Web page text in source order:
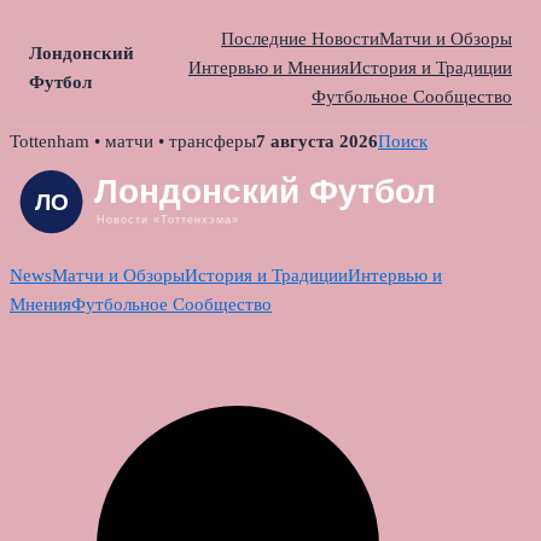
Лондонский
Футбол
Последние НовостиМатчи и Обзоры
Интервью и МненияИстория и Традиции
Футбольное Сообщество
Skip
content
Tottenham • матчи • трансферы7 августа 2026Поиск
NewsМатчи и ОбзорыИстория и ТрадицииИнтервью и
МненияФутбольное Сообщество